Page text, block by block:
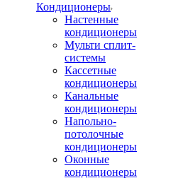
Кондиционеры
Настенные
кондиционеры
Мульти сплит-
системы
Кассетные
кондиционеры
Канальные
кондиционеры
Напольно-
потолочные
кондиционеры
Оконные
кондиционеры